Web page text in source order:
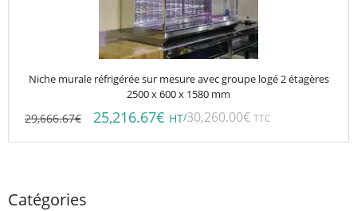
Niche murale réfrigérée sur mesure avec groupe logé 2 étagères
2500 x 600 x 1580 mm
29,666.67€ 25,216.67€ HT/30,260.00€ TTC
Catégories